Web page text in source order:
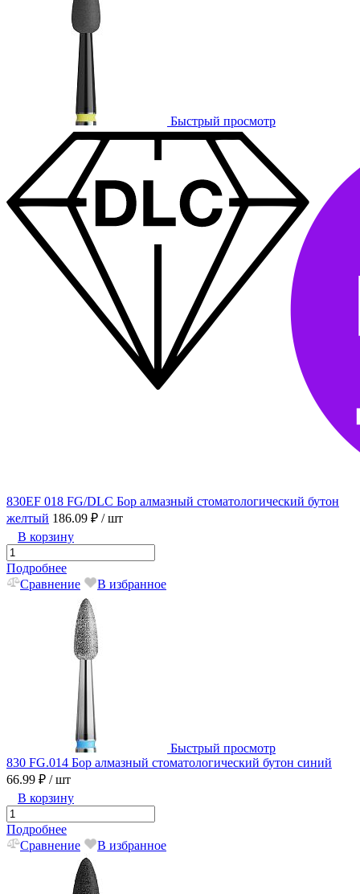
Быстрый просмотр
830EF 018 FG/DLC Бор алмазный стоматологический бутон
желтый 186.09 ₽ / шт
В корзину
Подробнее
Сравнение
В избранное
Быстрый просмотр
830 FG.014 Бор алмазный стоматологический бутон синий
66.99 ₽ / шт
В корзину
Подробнее
Сравнение
В избранное